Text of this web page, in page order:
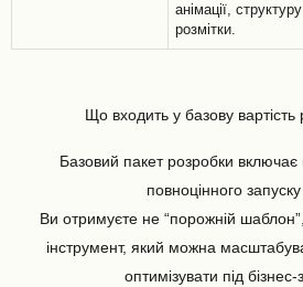
анімації, структуру
розмітки.
Що входить у базову вартість
Базовий пакет розробки включає
повноцінного
Ви отримуєте не “порожній
інструмент, який можна
оптимізувати під